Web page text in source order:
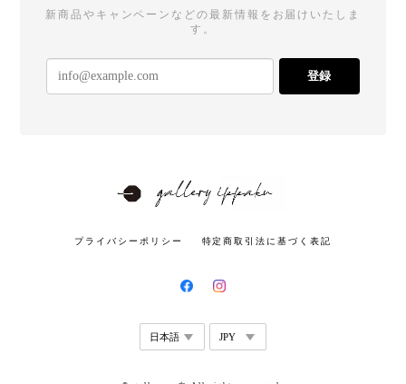
新商品やキャンペーンなどの最新情報をお届けいたしま
す。
登録
プライバシーポリシー 特定商取引法に基づく表記